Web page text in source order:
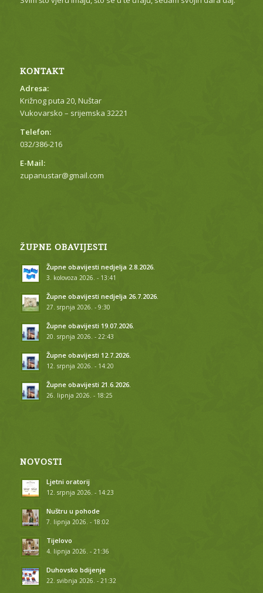
KONTAKT
Adresa:
Križnog puta 20, Nuštar
Vukovarsko – srijemska 32221
Telefon:
032/386-216
E-Mail:
zupanustar@gmail.com
ŽUPNE OBAVIJESTI
Župne obavijesti nedjelja 2.8.2026.
3. kolovoza 2026. - 13:41
Župne obavijesti nedjelja 26.7.2026.
27. srpnja 2026. - 9:30
Župne obavijesti 19.07.2026.
20. srpnja 2026. - 22:43
Župne obavijesti 12.7.2026.
12. srpnja 2026. - 14:20
Župne obavijesti 21.6.2026.
26. lipnja 2026. - 18:25
NOVOSTI
Ljetni oratorij
12. srpnja 2026. - 14:23
Nuštru u pohode
7. lipnja 2026. - 18:02
Tijelovo
4. lipnja 2026. - 21:36
Duhovsko bdijenje
22. svibnja 2026. - 21:32